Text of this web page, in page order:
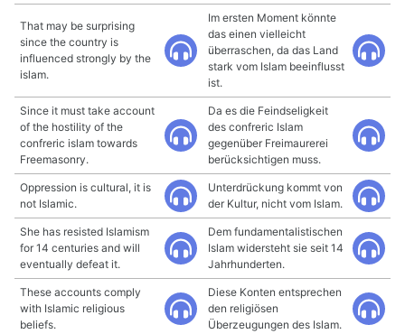
That may be surprising
since the country is
influenced strongly by the
islam.
Im ersten Moment könnte
das einen vielleicht
überraschen, da das Land
stark vom Islam beeinflusst
ist.
Since it must take account
of the hostility of the
confreric islam towards
Freemasonry.
Da es die Feindseligkeit
des confreric Islam
gegenüber Freimaurerei
berücksichtigen muss.
Oppression is cultural, it is
not Islamic.
Unterdrückung kommt von
der Kultur, nicht vom Islam.
She has resisted Islamism
for 14 centuries and will
eventually defeat it.
Dem fundamentalistischen
Islam widersteht sie seit 14
Jahrhunderten.
These accounts comply
with Islamic religious
beliefs.
Diese Konten entsprechen
den religiösen
Überzeugungen des Islam.